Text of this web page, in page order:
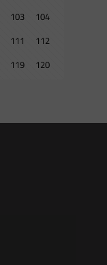
103
104
111
112
119 120